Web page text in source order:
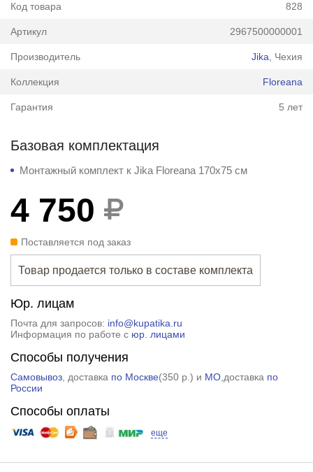
Код товара 828
Артикул 2967500000001
Производитель Jika , Чехия
Коллекция Floreana
Гарантия 5 лет
Базовая комплектация
Монтажный комплект к Jika Floreana 170x75 см
4 750
Поставляется под заказ
Товар продается только в составе комплекта
Юр. лицам
Почта для запросов: info@kupatika.ru
Информация по работе с юр. лицами
Способы получения
Самовывоз, доставка по Москве(350 р. ) и МО,доставка по
России
Способы оплаты
еще